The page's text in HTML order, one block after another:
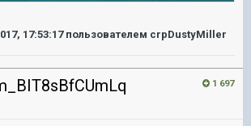
17:53:17пользователем crpDustyMiller
1 697